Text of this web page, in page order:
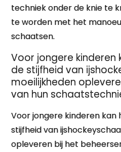
techniek onder de knie te
te worden met het
schaatsen.
Voor jongere kinderen
de stijfheid van
moeilijkheden
van hun
Voor jongere kinderen kan
stijfheid van
opleveren bij het